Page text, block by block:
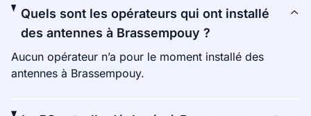
Quels sont les opérateurs qui ont installé
des antennes à Brassempouy ?
Aucun opérateur n’a pour le moment installé des
antennes à Brassempouy.